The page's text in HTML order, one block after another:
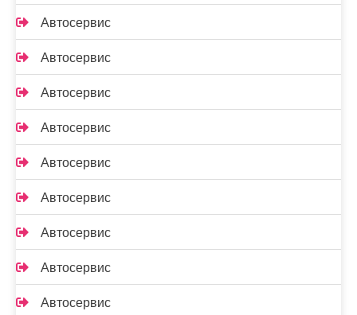
Автосервис
Автосервис
Автосервис
Автосервис
Автосервис
Автосервис
Автосервис
Автосервис
Автосервис